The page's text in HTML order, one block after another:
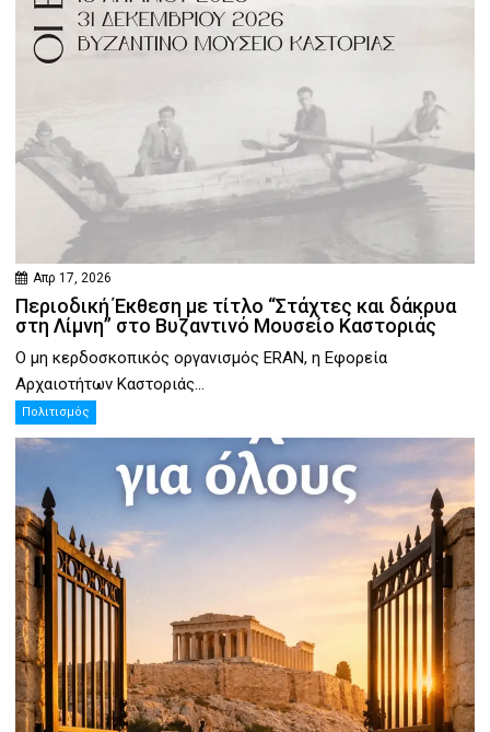
Απρ 17, 2026
Περιοδική Έκθεση με τίτλο “Στάχτες και δάκρυα
στη Λίμνη” στο Βυζαντινό Μουσείο Καστοριάς
Ο μη κερδοσκοπικός οργανισμός ERAN, η Εφορεία
Αρχαιοτήτων Καστοριάς...
Πολιτισμός